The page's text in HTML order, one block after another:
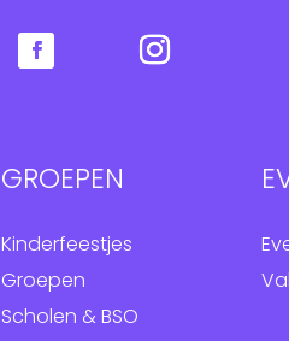
GROEPEN
Kinderfeestjes
Groepen
Scholen & BSO